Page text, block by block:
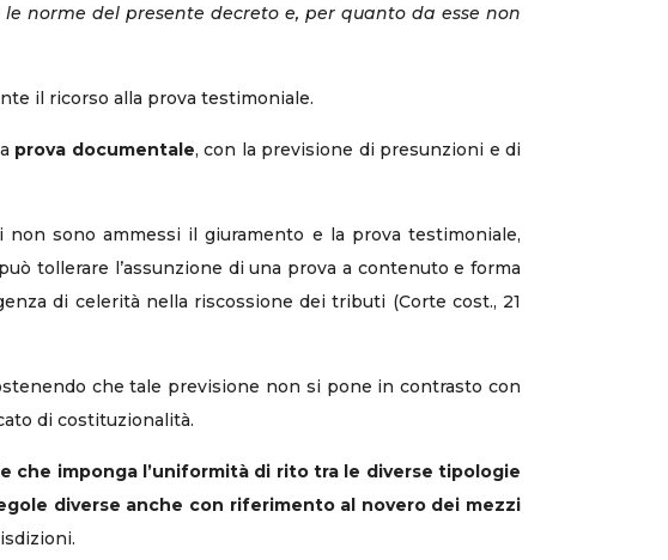
norme del presente decreto e, per quanto da esse non
il ricorso alla prova testimoniale.
prova documentale, con la previsione di presunzioni e di
non sono ammessi il giuramento e la prova testimoniale,
tollerare l’assunzione di una prova a contenuto e forma
di celerità nella riscossione dei tributi (Corte cost., 21
che tale previsione non si pone in contrasto con
di costituzionalità.
che imponga l’uniformità di rito tra le diverse tipologie
diverse anche con riferimento al novero dei mezzi